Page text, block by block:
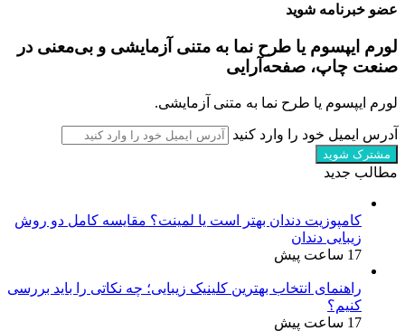
عضو خبرنامه شوید
لورم ایپسوم یا طرح‌ نما به متنی آزمایشی و بی‌معنی در
صنعت چاپ، صفحه‌آرایی
لورم ایپسوم یا طرح‌ نما به متنی آزمایشی.
آدرس ایمیل خود را وارد کنید
مطالب جدید
کامپوزیت دندان بهتر است یا لمینت؟ مقایسه کامل دو روش
زیبایی دندان
17 ساعت پیش
راهنمای انتخاب بهترین کلینیک زیبایی؛ چه نکاتی را باید بررسی
کنیم؟
17 ساعت پیش